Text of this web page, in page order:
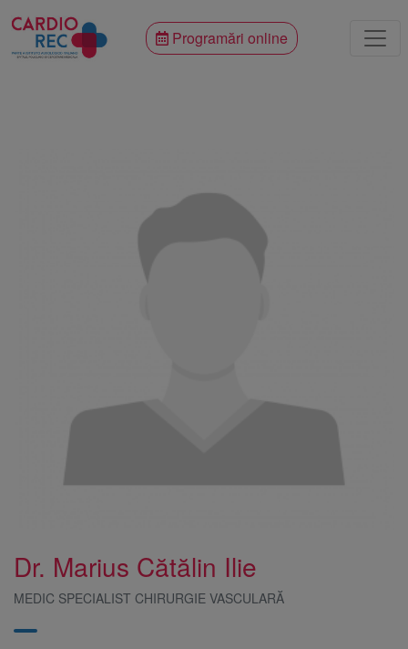
Programări online
Dr. Marius Cătălin Ilie
MEDIC SPECIALIST CHIRURGIE VASCULARĂ